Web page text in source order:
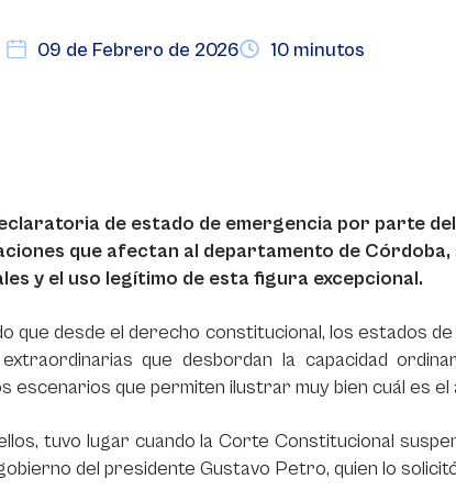
09 de Febrero de 2026 10 minutos
de estado de emergencia por parte
que afectan al departamento de
y el uso legítimo de esta figura excepcional.
que desde el derecho constitucional, los estados
que desbordan la capacidad
escenarios que permiten ilustrar muy bien cuál es
tuvo lugar cuando la Corte Constitucional
del presidente Gustavo Petro, quien lo